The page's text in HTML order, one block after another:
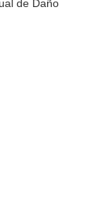
de Daño